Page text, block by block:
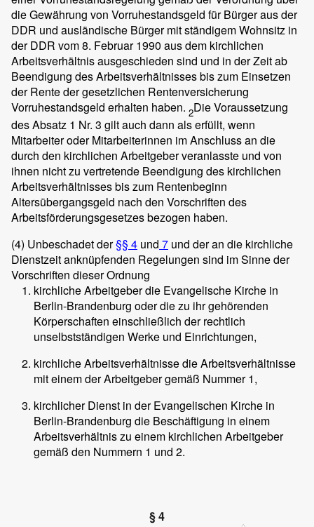
die Gewährung von Vorruhestandsgeld für Bürger aus der
DDR und ausländische Bürger mit ständigem Wohnsitz in
der DDR vom 8. Februar 1990 aus dem kirchlichen
Arbeitsverhältnis ausgeschieden sind und in der Zeit ab
Beendigung des Arbeitsverhältnisses bis zum Einsetzen
der Rente der gesetzlichen Rentenversicherung
Vorruhestandsgeld erhalten haben. 2Die Voraussetzung
des Absatz 1 Nr. 3 gilt auch dann als erfüllt, wenn
Mitarbeiter oder Mitarbeiterinnen im Anschluss an die
durch den kirchlichen Arbeitgeber veranlasste und von
ihnen nicht zu vertretende Beendigung des kirchlichen
Arbeitsverhältnisses bis zum Rentenbeginn
Altersübergangsgeld nach den Vorschriften des
Arbeitsförderungsgesetzes bezogen haben.
(4) Unbeschadet der§§ 4 und 7 und der an die kirchliche
Dienstzeit anknüpfenden Regelungen sind im Sinne der
Vorschriften dieser Ordnung
kirchliche Arbeitgeber die Evangelische Kirche in
Berlin-Brandenburg oder die zu ihr gehörenden
Körperschaften einschließlich der rechtlich
unselbstständigen Werke und Einrichtungen,
kirchliche Arbeitsverhältnisse die Arbeitsverhältnisse
mit einem der Arbeitgeber gemäß Nummer 1,
kirchlicher Dienst in der Evangelischen Kirche in
Berlin-Brandenburg die Beschäftigung in einem
Arbeitsverhältnis zu einem kirchlichen Arbeitgeber
gemäß den Nummern 1 und 2.
§ 4